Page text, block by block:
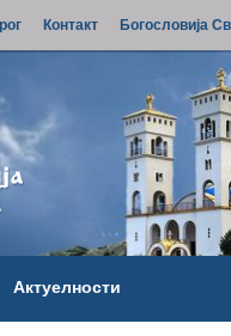
Контакт Богословија
Актуелности